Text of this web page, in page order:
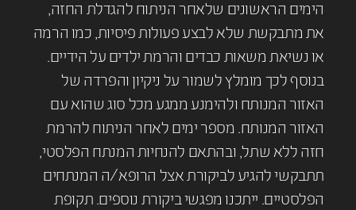
הימים הראשונים שלאחר הניתוח להגדלת החזה,
את מתבקשת שלא לבצע פעולות פיסיות, כמו הרמה
או נשיאת משאות כבדים והרמת ילדים על הידיים.
בנוסף לכך מומלץ לשמור על ניקיון והפרדה של
האזור המנותח ולהימנע ממגע מכל סוג שהוא עם
האזור המנותח. מספר ימים לאחר הניתוח להרמת
חזה ללא שתל, ובהתאם להנחיות המנתח הפלסטי,
תתבקשי להגיע לביקורת אצל הרופא/ה המנתחים
הפלסטיים. ייתכנו מפגשי ביקורת נוספים. תקופת